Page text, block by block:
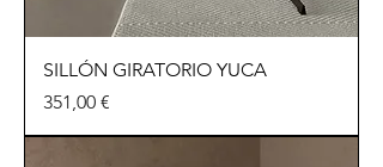
SILLÓN GIRATORIO YUCA
Precio
351,00 €